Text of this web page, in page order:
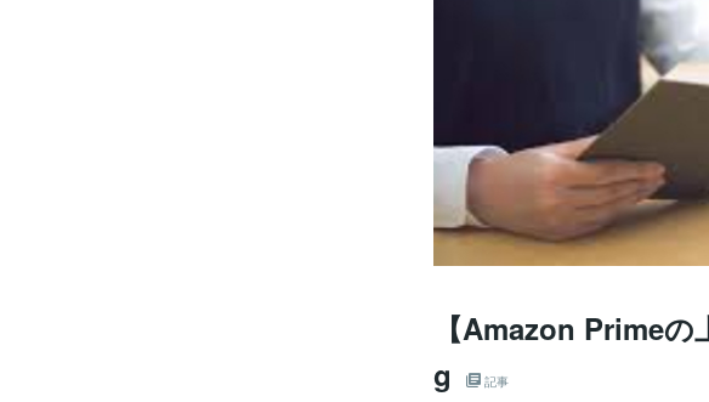
【Amazon Prime
g
記事